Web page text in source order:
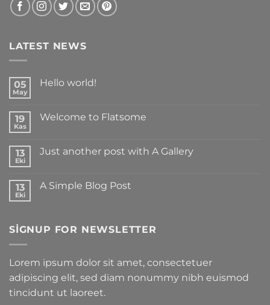
LATEST NEWS
05
May
Hello world!
world!
19
Kas
Welcome to Flatsome
to
13
Eki
Just another post with A Gallery
another
13
Eki
A Simple Blog Post
Blog
SIGNUP FOR NEWSLETTER
Lorem ipsum dolor sit amet, consectetuer
adipiscing elit, sed diam nonummy nibh euismod
tincidunt ut laoreet.